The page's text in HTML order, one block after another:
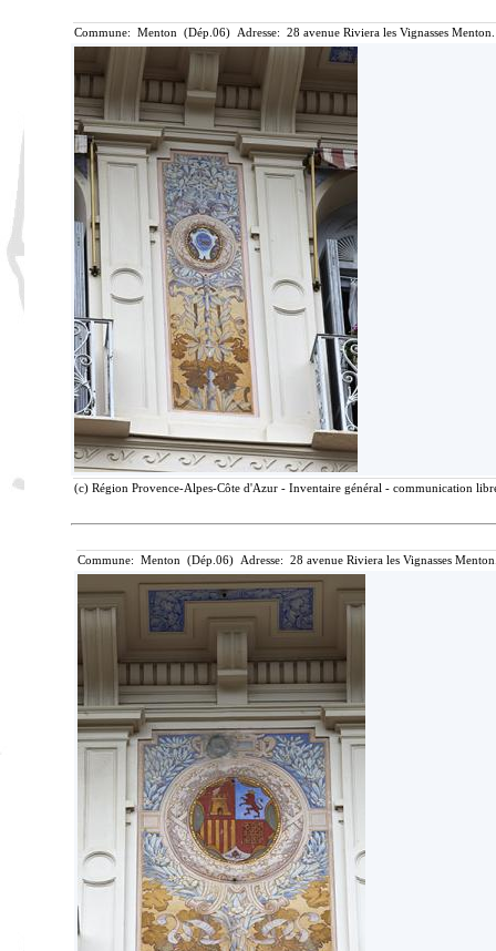
Commune: Menton (Dép.06) Adresse: 28 avenue Riviera les Vignasses
(c) Région Provence-Alpes-Côte d'Azur - Inventaire général - communication
Commune: Menton (Dép.06) Adresse: 28 avenue Riviera les Vignasses